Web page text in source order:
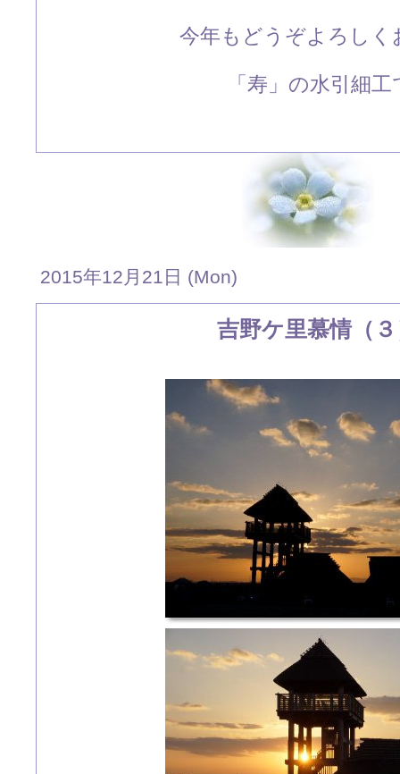
今年もどうぞよろしく
「寿」の水引細
2015年12月21日 (Mon)
吉野ケ里慕情（